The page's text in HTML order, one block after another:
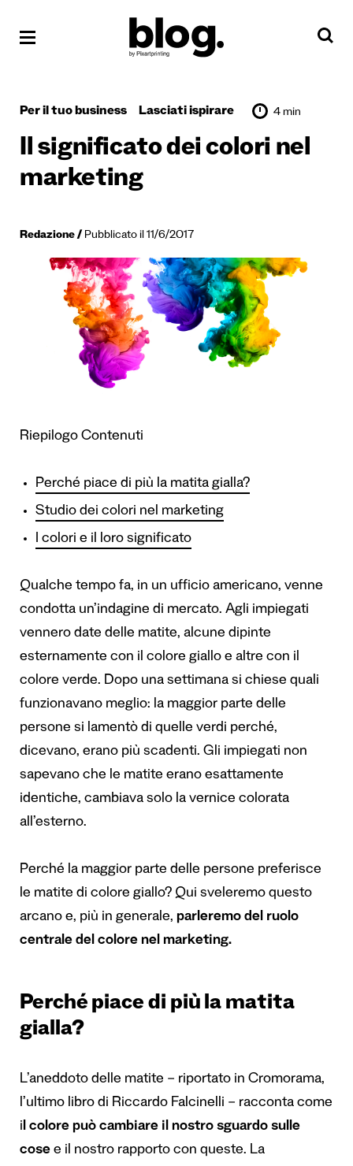
Per il tuo business Lasciati ispirare 4 min
Il significato dei colori nel
marketing
Redazione Pubblicato il 11/6/2017
Riepilogo Contenuti
Perché piace di più la matita gialla?
Studio dei colori nel marketing
I colori e il loro significato
Qualche tempo fa, in un ufficio americano, venne
condotta un’indagine di mercato. Agli impiegati
vennero date delle matite, alcune dipinte
esternamente con il colore giallo e altre con il
colore verde. Dopo una settimana si chiese quali
funzionavano meglio: la maggior parte delle
persone si lamentò di quelle verdi perché,
dicevano, erano più scadenti. Gli impiegati non
sapevano che le matite erano esattamente
identiche, cambiava solo la vernice colorata
all’esterno.
Perché la maggior parte delle persone preferisce
le matite di colore giallo? Qui sveleremo questo
arcano e, più in generale, parleremo del ruolo
centrale del colore nel marketing.
Perché piace di più la matita
gialla?
L’aneddoto delle matite – riportato in Cromorama,
l’ultimo libro di Riccardo Falcinelli – racconta come
il colore può cambiare il nostro sguardo sulle
cose e il nostro rapporto con queste. La